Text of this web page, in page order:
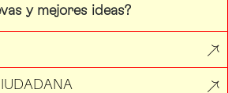
y mejores ideas?